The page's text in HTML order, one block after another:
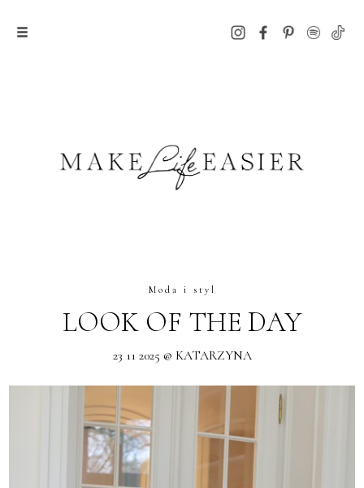
Moda i styl
LOOK OF THE DAY
23 11 2025 @ KATARZYNA